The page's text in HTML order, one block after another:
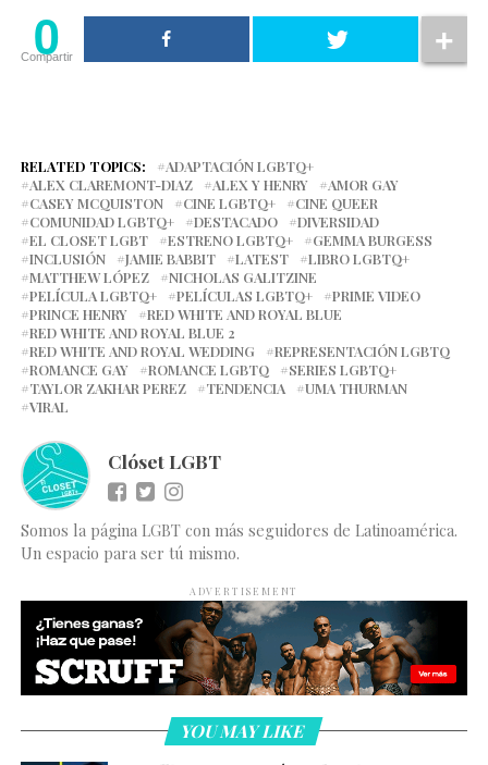
0
Compartir
RELATED TOPICS:
ADAPTACIÓN LGBTQ+
ALEX CLAREMONT-DIAZ
ALEX Y HENRY
AMOR GAY
CASEY MCQUISTON
CINE LGBTQ+
CINE QUEER
COMUNIDAD LGBTQ+
DESTACADO
DIVERSIDAD
EL CLOSET LGBT
ESTRENO LGBTQ+
GEMMA BURGESS
INCLUSIÓN
JAMIE BABBIT LATEST
LIBRO LGBTQ+
MATTHEW LÓPEZ
NICHOLAS GALITZINE
PELÍCULA LGBTQ+
PELÍCULAS LGBTQ+
PRIME VIDEO
PRINCE HENRY
RED WHITE AND ROYAL BLUE
RED WHITE AND ROYAL BLUE 2
RED WHITE AND ROYAL WEDDING
REPRESENTACIÓN LGBTQ
ROMANCE GAY
ROMANCE LGBTQ
SERIES LGBTQ+
TAYLOR ZAKHAR PEREZ
TENDENCIA
UMA THURMAN
VIRAL
Clóset LGBT
Somos la página LGBT con más seguidores de Latinoamérica.
Un espacio para ser tú mismo.
ADVERTISEMENT
YOU MAY LIKE